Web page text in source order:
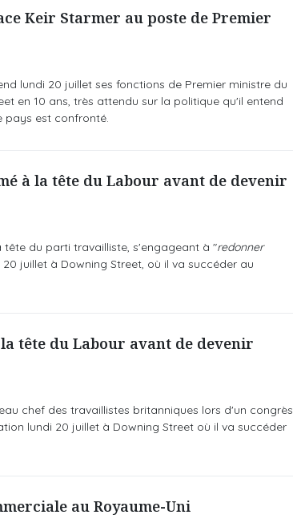
Keir Starmer au poste de Premier
lundi 20 juillet ses fonctions de Premier ministre du
en 10 ans, très attendu sur la politique qu'il entend
pays est confronté.
à la tête du Labour avant de devenir
tête du parti travailliste, s'engageant à "redonner
juillet à Downing Street, où il va succéder au
tête du Labour avant de devenir
chef des travaillistes britanniques lors d'un congrès
lundi 20 juillet à Downing Street où il va succéder
au Royaume-Uni